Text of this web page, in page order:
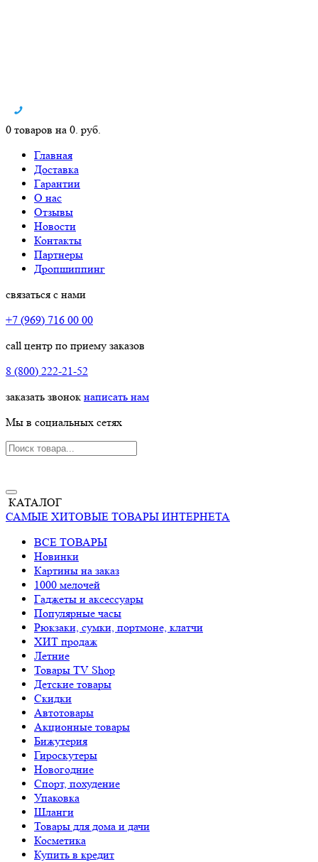
0 товаров на 0. руб.
Главная
Доставка
Гарантии
О нас
Отзывы
Новости
Контакты
Партнеры
Дропшиппинг
связаться с нами
+7 (969) 716 00 00
call центр по приему заказов
8 (800) 222-21-52
заказать звонок написать нам
Мы в социальных сетях
КАТАЛОГ
САМЫЕ ХИТОВЫЕ ТОВАРЫ ИНТЕРНЕТА
ВСЕ ТОВАРЫ
Новинки
Картины на заказ
1000 мелочей
Гаджеты и аксессуары
Популярные часы
Рюкзаки, сумки, портмоне, клатчи
ХИТ продаж
Летние
Товары TV Shop
Детские товары
Cкидки
Автотовары
Акционные товары
Бижутерия
Гироскутеры
Новогодние
Спорт, похудение
Упаковка
Шланги
Товары для дома и дачи
Косметика
Купить в кредит